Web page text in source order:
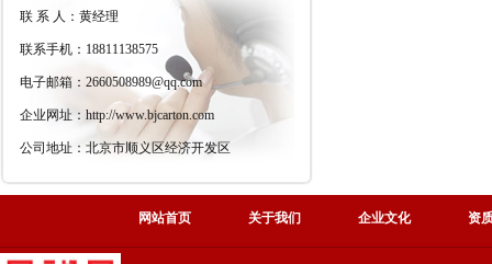
联 系 人：黄经理
联系手机：18811138575
电子邮箱：2660508989@qq.com
企业网址：http://www.bjcarton.com
公司地址：北京市顺义区经济开发区
网站首页 关于我们 企业文化 资